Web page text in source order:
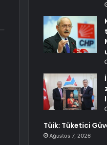
Tüik: Tüketici
Ağustos 7, 2026